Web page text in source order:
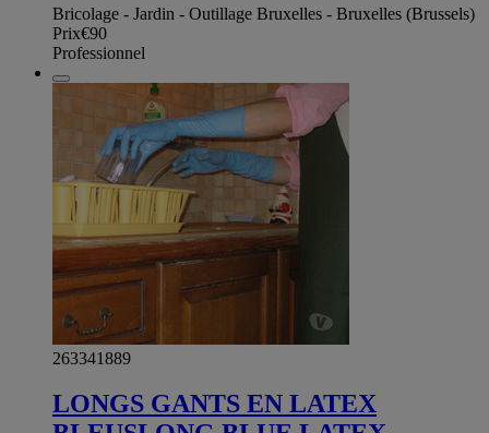
Bricolage - Jardin - Outillage Bruxelles - Bruxelles (Brussels)
Prix€90
Professionnel
263341889
LONGS GANTS EN LATEX